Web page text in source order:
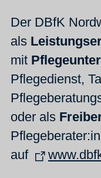
Der DBfK
als
mit
Pflegedienst,
oder als
auf